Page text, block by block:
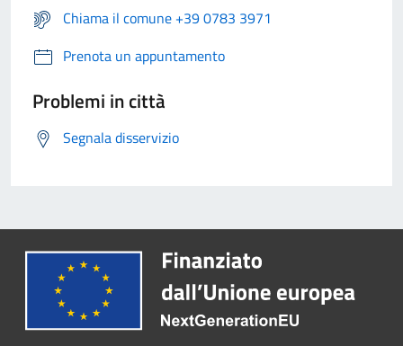
Chiama il comune +39 0783 3971
Prenota un appuntamento
Problemi in città
Segnala disservizio